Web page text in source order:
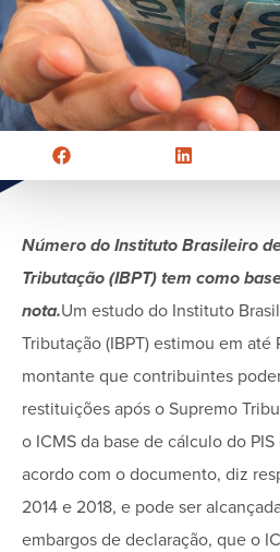
Número do Instituto Brasileiro
Tributação (IBPT) tem como
nota.Um estudo do Instituto
Tributação (IBPT) estimou em
montante que contribuintes
restituições após o Supremo
o ICMS da base de cálculo do
acordo com o documento, diz
2014 e 2018, e pode ser
embargos de declaração, que o